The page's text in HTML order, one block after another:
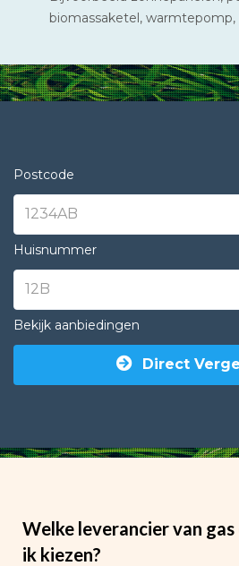
biomassaketel, warmtepomp,
Postcode
Huisnummer
Bekijk aanbiedingen
Direct
Welke leverancier van
ik kiezen?